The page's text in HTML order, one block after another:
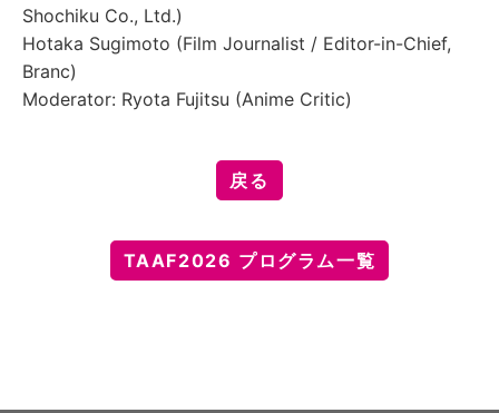
Shochiku Co., Ltd.)
Hotaka Sugimoto (Film Journalist / Editor-in-Chief,
Branc)
Moderator: Ryota Fujitsu (Anime Critic)
戻る
TAAF2026 プログラム一覧